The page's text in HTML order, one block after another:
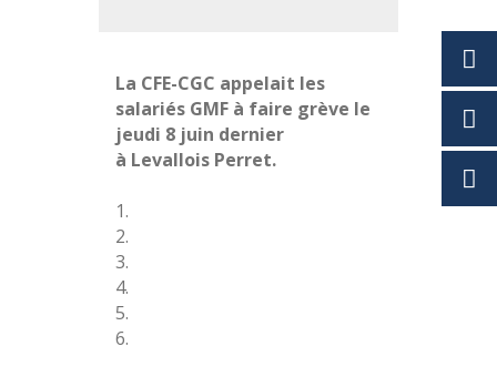
La CFE-CGC appelait les
salariés GMF à faire grève le
jeudi 8 juin dernier
à Levallois Perret.